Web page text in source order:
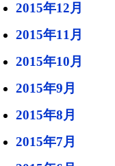
2015年12月
2015年11月
2015年10月
2015年9月
2015年8月
2015年7月